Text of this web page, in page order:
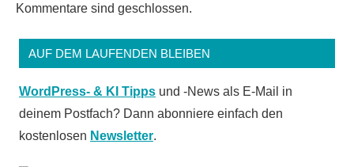
Kommentare sind geschlossen.
AUF DEM LAUFENDEN BLEIBEN
WordPress- & KI Tipps und -News als E-Mail in
deinem Postfach? Dann abonniere einfach den
kostenlosen Newsletter.